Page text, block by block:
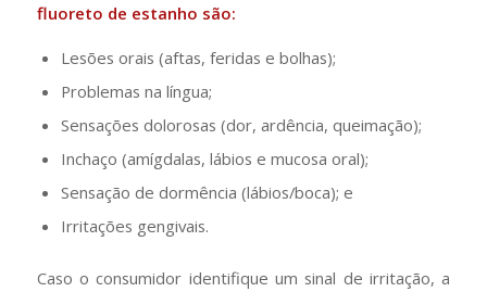
fluoreto de estanho são:
Lesões orais (aftas, feridas e bolhas);
Problemas na língua;
Sensações dolorosas (dor, ardência, queimação);
Inchaço (amígdalas, lábios e mucosa oral);
Sensação de dormência (lábios/boca); e
Irritações gengivais.
Caso o consumidor identifique um sinal de irritação, a